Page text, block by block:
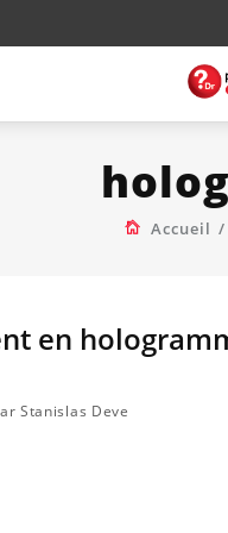
Accueil
en
Stanislas Deve